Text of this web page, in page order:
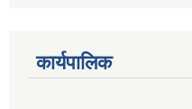
कार्यपालिक